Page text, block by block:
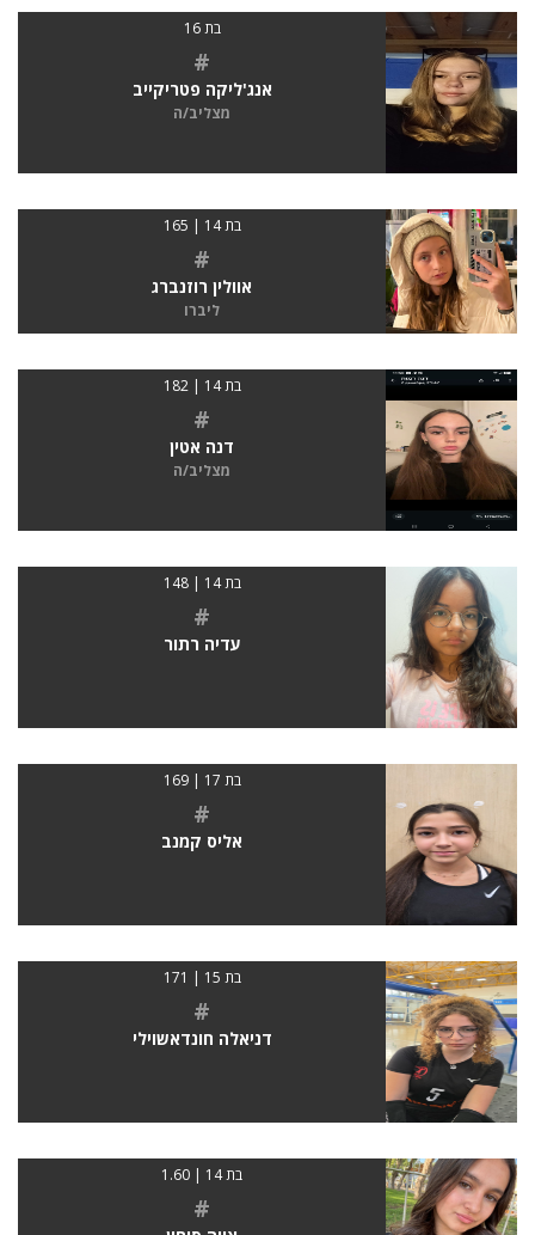
בת 16
#
אנג'ליקה פטריקייב
מצליב/ה
בת 14 | 165
#
אוולין רוזנברג
ליברו
בת 14 | 182
#
דנה אטין
מצליב/ה
בת 14 | 148
#
עדיה רתור
בת 17 | 169
#
אליס קמנב
בת 15 | 171
#
דניאלה חונדאשוילי
בת 14 | 1.60
#